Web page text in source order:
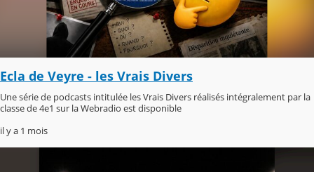
Ecla de Veyre - les Vrais Divers
Une série de podcasts intitulée les Vrais Divers réalisés intégralement par la
classe de 4e1 sur la Webradio est disponible
il y a 1 mois